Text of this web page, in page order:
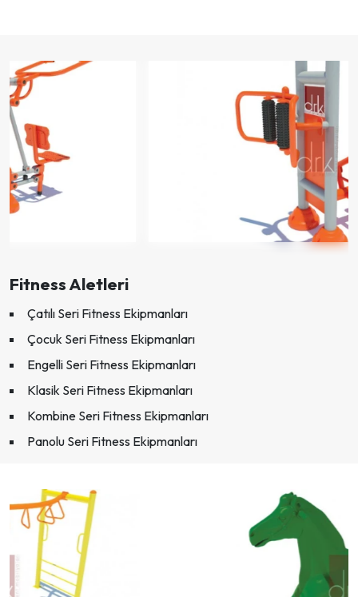
Fitness Aletleri
Çatılı Seri Fitness Ekipmanları
Çocuk Seri Fitness Ekipmanları
Engelli Seri Fitness Ekipmanları
Klasik Seri Fitness Ekipmanları
Kombine Seri Fitness Ekipmanları
Panolu Seri Fitness Ekipmanları